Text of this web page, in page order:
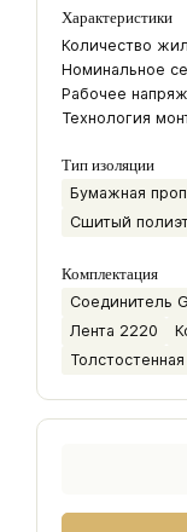
Характеристики
Количество жил
Номинальное
Рабочее
Технология
Тип изоляции
Бумажная
Сшитый
Комплектация
Соединитель
Лента 2220